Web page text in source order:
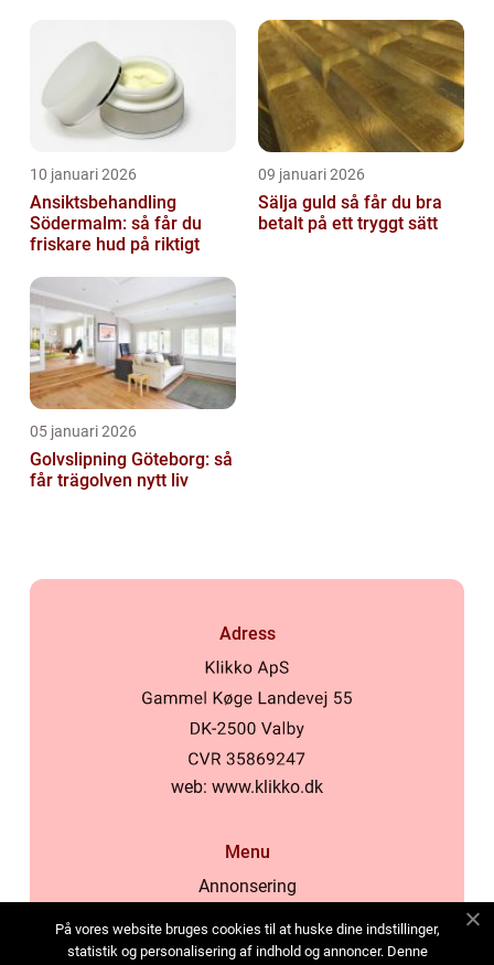
10 januari 2026
Ansiktsbehandling
Södermalm: så får du
friskare hud på riktigt
09 januari 2026
Sälja guld så får du bra
betalt på ett tryggt sätt
05 januari 2026
Golvslipning Göteborg: så
får trägolven nytt liv
Adress
web: www.klikko.dk
Menu
Annonsering
Cookies
På vores website bruges cookies til at huske dine indstillinger,
statistik og personalisering af indhold og annoncer. Denne